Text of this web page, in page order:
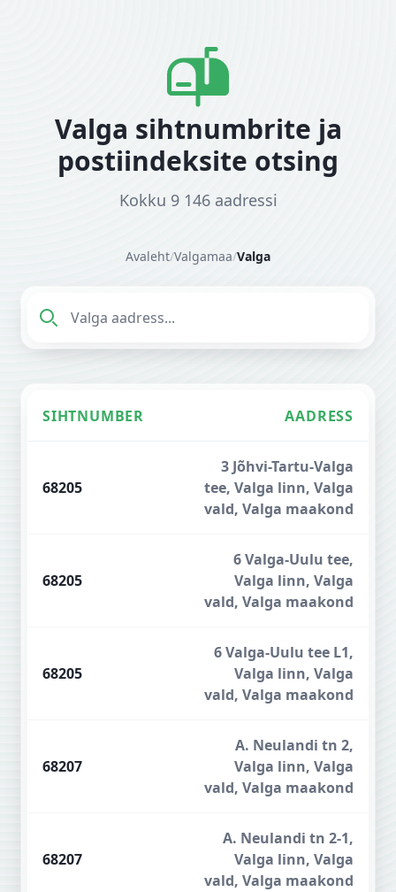
Valga sihtnumbrite ja
postiindeksite otsing
Kokku 9 146 aadressi
Avaleht/Valgamaa/Valga
SIHTNUMBER AADRESS
68205
3 Jõhvi-Tartu-Valga
tee, Valga linn, Valga
vald, Valga maakond
68205
6 Valga-Uulu tee,
Valga linn, Valga
vald, Valga maakond
68205
6 Valga-Uulu tee L1,
Valga linn, Valga
vald, Valga maakond
68207
A. Neulandi tn 2,
Valga linn, Valga
vald, Valga maakond
68207
A. Neulandi tn 2-1,
Valga linn, Valga
vald, Valga maakond